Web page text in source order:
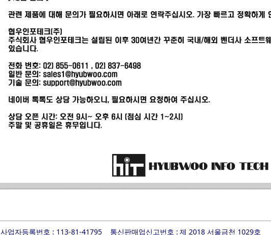
사업자등록번호 : 113-81-41795 통신판매업신고번호 : 제 2018 서울금천 1029호